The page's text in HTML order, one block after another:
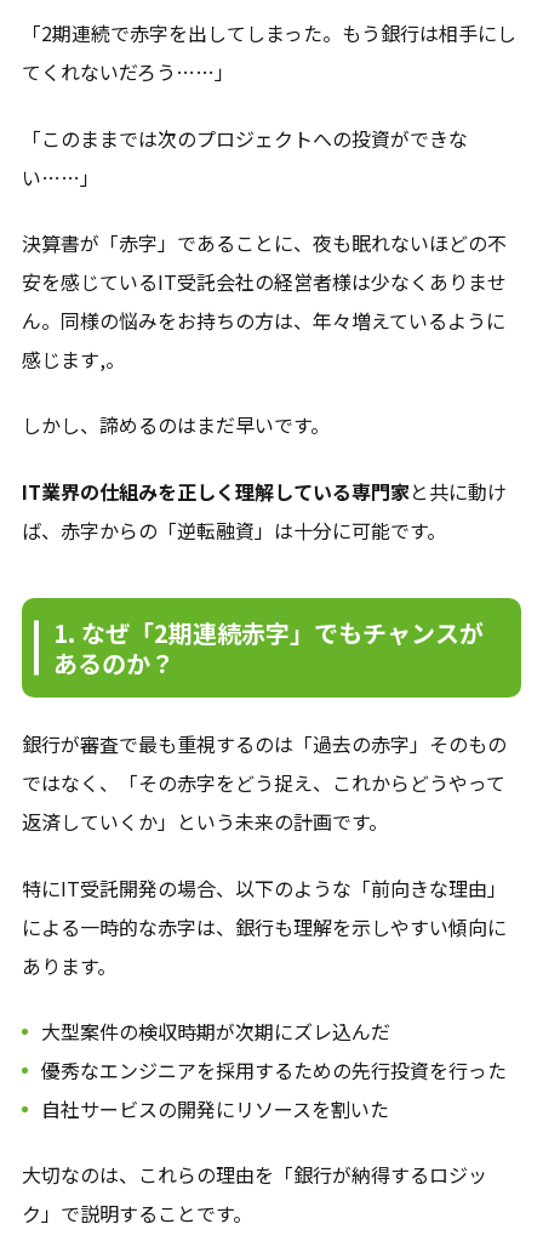
「2期連続で赤字を出してしまった。もう銀行は相手にし
てくれないだろう……」
「このままでは次のプロジェクトへの投資ができな
い……」
決算書が「赤字」であることに、夜も眠れないほどの不
安を感じているIT受託会社の経営者様は少なくありませ
ん。同様の悩みをお持ちの方は、年々増えているように
感じます,。
しかし、諦めるのはまだ早いです。
IT業界の仕組みを正しく理解している専門家と共に動け
ば、赤字からの「逆転融資」は十分に可能です。
1. なぜ「2期連続赤字」でもチャンスが
あるのか？
銀行が審査で最も重視するのは「過去の赤字」そのもの
ではなく、「その赤字をどう捉え、これからどうやって
返済していくか」という未来の計画です。
特にIT受託開発の場合、以下のような「前向きな理由」
による一時的な赤字は、銀行も理解を示しやすい傾向に
あります。
大型案件の検収時期が次期にズレ込んだ
優秀なエンジニアを採用するための先行投資を行った
自社サービスの開発にリソースを割いた
大切なのは、これらの理由を「銀行が納得するロジッ
ク」で説明することです。